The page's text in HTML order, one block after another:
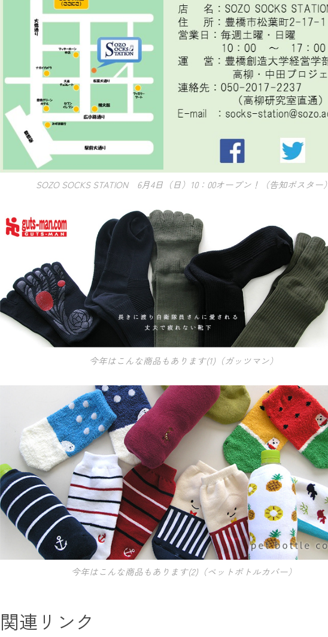
SOZO SOCKS STATION 6月4日（日）10：00オープン！（告知ポスター）
今年はこんな商品もあります(1)（ガッツマン）
今年はこんな商品もあります(2)（ペットボトルカバー）
関連リンク